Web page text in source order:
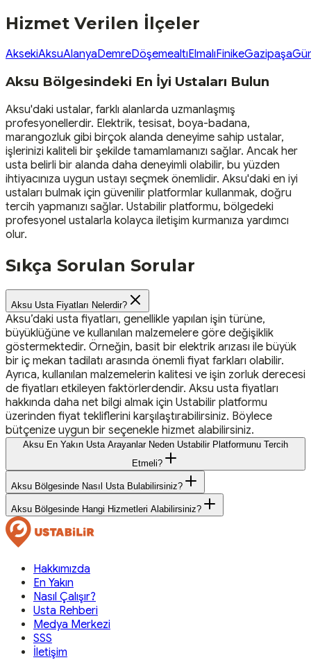
Hizmet Verilen İlçeler
AksekiAksuAlanyaDemreDöşemealtıElmalıFinikeGazipaşa
Aksu Bölgesindeki En İyi Ustaları Bulun
Aksu'daki ustalar, farklı alanlarda uzmanlaşmış
profesyonellerdir. Elektrik, tesisat, boya-badana,
marangozluk gibi birçok alanda deneyime sahip ustalar,
işlerinizi kaliteli bir şekilde tamamlamanızı sağlar. Ancak her
usta belirli bir alanda daha deneyimli olabilir, bu yüzden
ihtiyacınıza uygun ustayı seçmek önemlidir. Aksu'daki en iyi
ustaları bulmak için güvenilir platformlar kullanmak, doğru
tercih yapmanızı sağlar. Ustabilir platformu, bölgedeki
profesyonel ustalarla kolayca iletişim kurmanıza yardımcı
olur.
Sıkça Sorulan Sorular
Aksu Usta Fiyatları Nelerdir?
Aksu’daki usta fiyatları, genellikle yapılan işin türüne,
büyüklüğüne ve kullanılan malzemelere göre değişiklik
göstermektedir. Örneğin, basit bir elektrik arızası ile büyük
bir iç mekan tadilatı arasında önemli fiyat farkları olabilir.
Ayrıca, kullanılan malzemelerin kalitesi ve işin zorluk derecesi
de fiyatları etkileyen faktörlerdendir. Aksu usta fiyatları
hakkında daha net bilgi almak için Ustabilir platformu
üzerinden fiyat tekliflerini karşılaştırabilirsiniz. Böylece
bütçenize uygun bir seçenekle hizmet alabilirsiniz.
Aksu En Yakın Usta Arayanlar Neden Ustabilir Platformunu Tercih
Etmeli?
Aksu Bölgesinde Nasıl Usta Bulabilirsiniz?
Aksu Bölgesinde Hangi Hizmetleri Alabilirsiniz?
Hakkımızda
En Yakın
Nasıl Çalışır?
Usta Rehberi
Medya Merkezi
SSS
İletişim